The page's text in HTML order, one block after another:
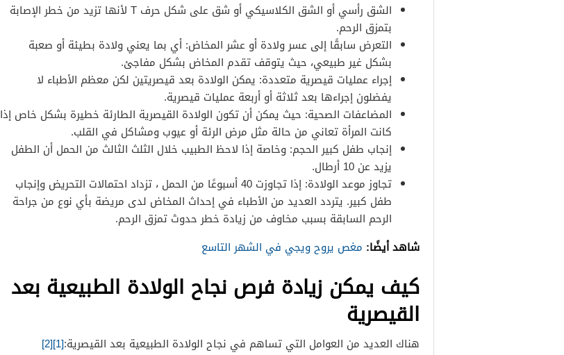
الشق رأسي أو الشق الكلاسيكي أو شق على شكل حرف T لأنها تزيد من خطر الإصابة
بتمزق الرحم.
التعرض سابقًا إلى عسر ولادة أو عشر المخاض: أي بما يعني ولادة بطيئة أو صعبة
بشكل غير طبيعي، حيث يتوقف تقدم المخاض بشكل مفاجئ.
إجراء عمليات قيصرية متعددة: يمكن الولادة بعد قيصريتين لكن معظم الأطباء لا
يفضلون إجراءها بعد ثلاثة أو أربعة عمليات قيصرية.
المضاعفات الصحية: حيث يمكن أن تكون الولادة القيصرية الطارئة خطيرة بشكل خاص إذا
كانت المرأة تعاني من حالة مثل مرض الرئة أو عيوب ومشاكل في القلب.
إنجاب طفل كبير الحجم: وخاصة إذا لاحظ الطبيب خلال الثلث الثالث من الحمل أن الطفل
يزيد عن 10 أرطال.
تجاوز موعد الولادة: إذا تجاوزت 40 أسبوعًا من الحمل ، تزداد احتمالات التحريض وإنجاب
طفل كبير. يتردد العديد من الأطباء في إحداث المخاض لدى مريضة بأي نوع من جراحة
الرحم السابقة بسبب مخاوف من زيادة خطر حدوث تمزق الرحم.
شاهد أيضًا: مغص يروح ويجي في الشهر التاسع
كيف يمكن زيادة فرص نجاح الولادة الطبيعية بعد
القيصرية
هناك العديد من العوامل التي تساهم في نجاح الولادة الطبيعية بعد القيصرية:[1]
[2]